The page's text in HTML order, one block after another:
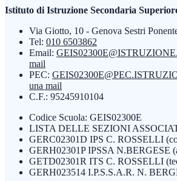
Istituto di Istruzione Secondaria
Via Giotto, 10 - Genova Sestri
Tel: 010 6503862
Email:
mail
PEC:
una mail
C.F.: 95245910104
Codice Scuola: GEIS02300E
LISTA DELLE SEZIONI
GERC02301D IPS C. ROSSELLI
GERH02301P IPSSA N.BERGESE
GETD02301R ITS C. ROSSELLI
GERH023514 I.P.S.S.A.R. N.